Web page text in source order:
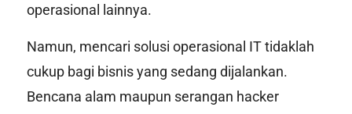
operasional lainnya.
Namun, mencari solusi operasional IT tidaklah
cukup bagi bisnis yang sedang dijalankan.
Bencana alam maupun serangan hacker